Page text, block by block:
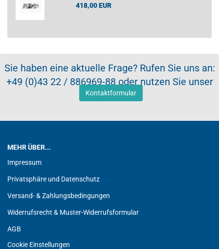
418,00 EUR
Sie haben eine aktuelle Frage? Rufen Sie uns an:
+49 (0)43 22 / 886969-88 oder nutzen Sie unser
Kontaktformular
MEHR ÜBER...
Impressum
Privatsphäre und Datenschutz
Versand- & Zahlungsbedingungen
Widerrufsrecht & Muster-Widerrufsformular
AGB
Cookie Einstellungen